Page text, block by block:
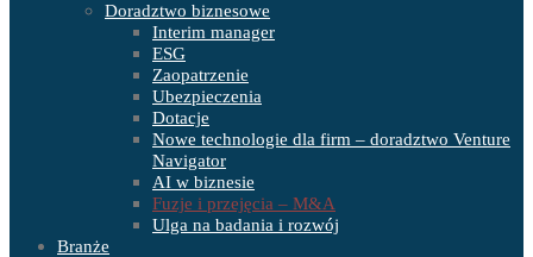
Doradztwo biznesowe
Interim manager
ESG
Zaopatrzenie
Ubezpieczenia
Dotacje
Nowe technologie dla firm – doradztwo Venture
Navigator
AI w biznesie
Fuzje i przejęcia – M&A
Ulga na badania i rozwój
Branże